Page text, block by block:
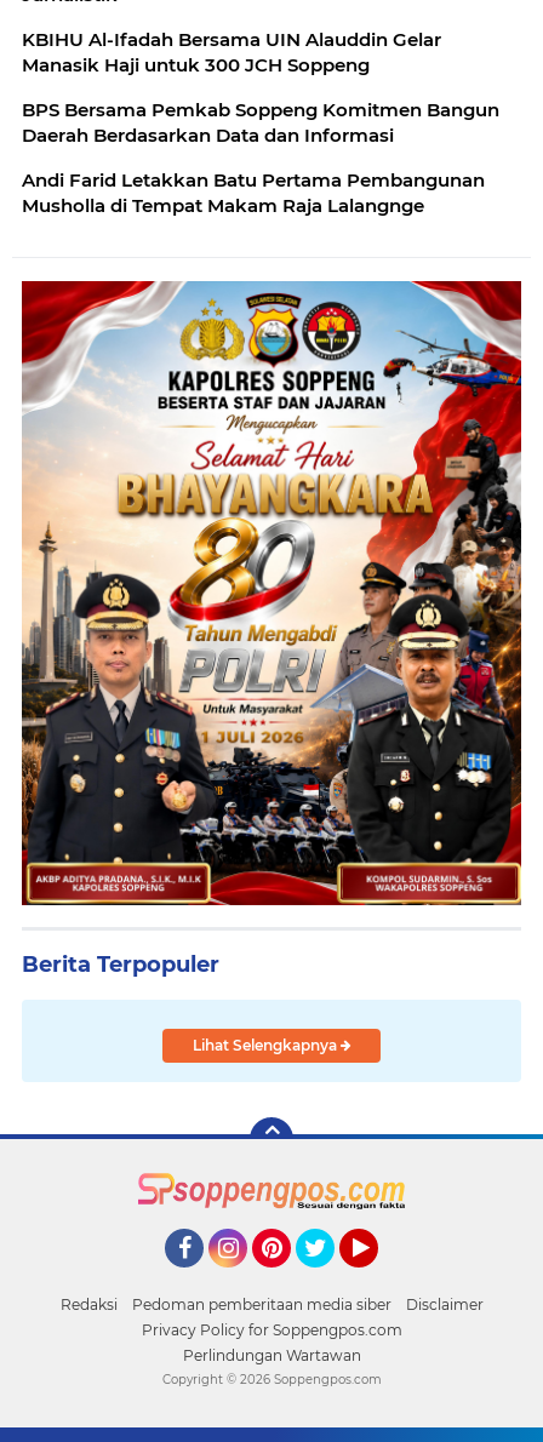
KBIHU Al-Ifadah Bersama UIN Alauddin Gelar
Manasik Haji untuk 300 JCH Soppeng
BPS Bersama Pemkab Soppeng Komitmen Bangun
Daerah Berdasarkan Data dan Informasi
Andi Farid Letakkan Batu Pertama Pembangunan
Musholla di Tempat Makam Raja Lalangnge
Berita Terpopuler
Lihat Selengkapnya
Redaksi Pedoman pemberitaan media siber
Disclaimer
Privacy Policy for Soppengpos.com
Perlindungan Wartawan
Copyright © 2026 Soppengpos.com